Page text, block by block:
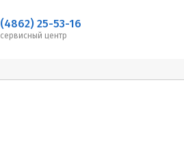
(4862) 25-53-16
сервисный центр